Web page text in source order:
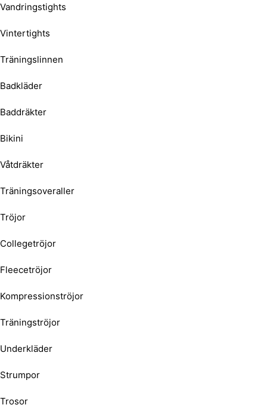
Vandringstights
Vintertights
Träningslinnen
Badkläder
Baddräkter
Bikini
Våtdräkter
Träningsoveraller
Tröjor
Collegetröjor
Fleecetröjor
Kompressionströjor
Träningströjor
Underkläder
Strumpor
Trosor